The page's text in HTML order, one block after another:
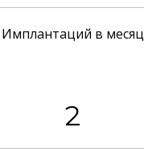
Имплантаций в месяц
2